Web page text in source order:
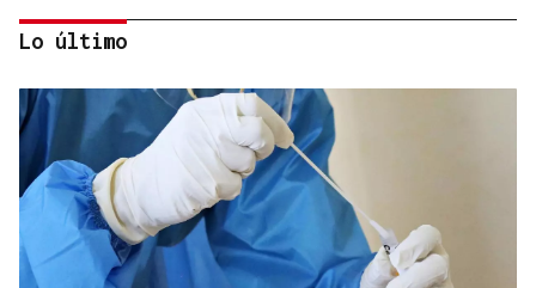
SUSTITUTO DEL OURENSANO
Lo último